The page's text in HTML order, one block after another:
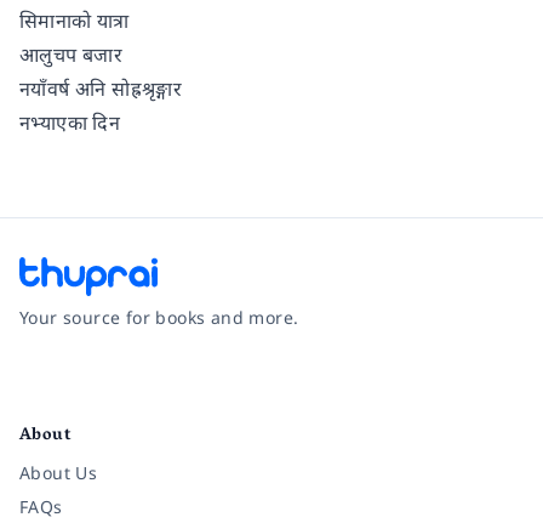
सिमानाको यात्रा
आलुचप बजार
नयाँवर्ष अनि सोह्रश्रृङ्गार
नभ्याएका दिन
Your source for books and more.
About
About Us
FAQs